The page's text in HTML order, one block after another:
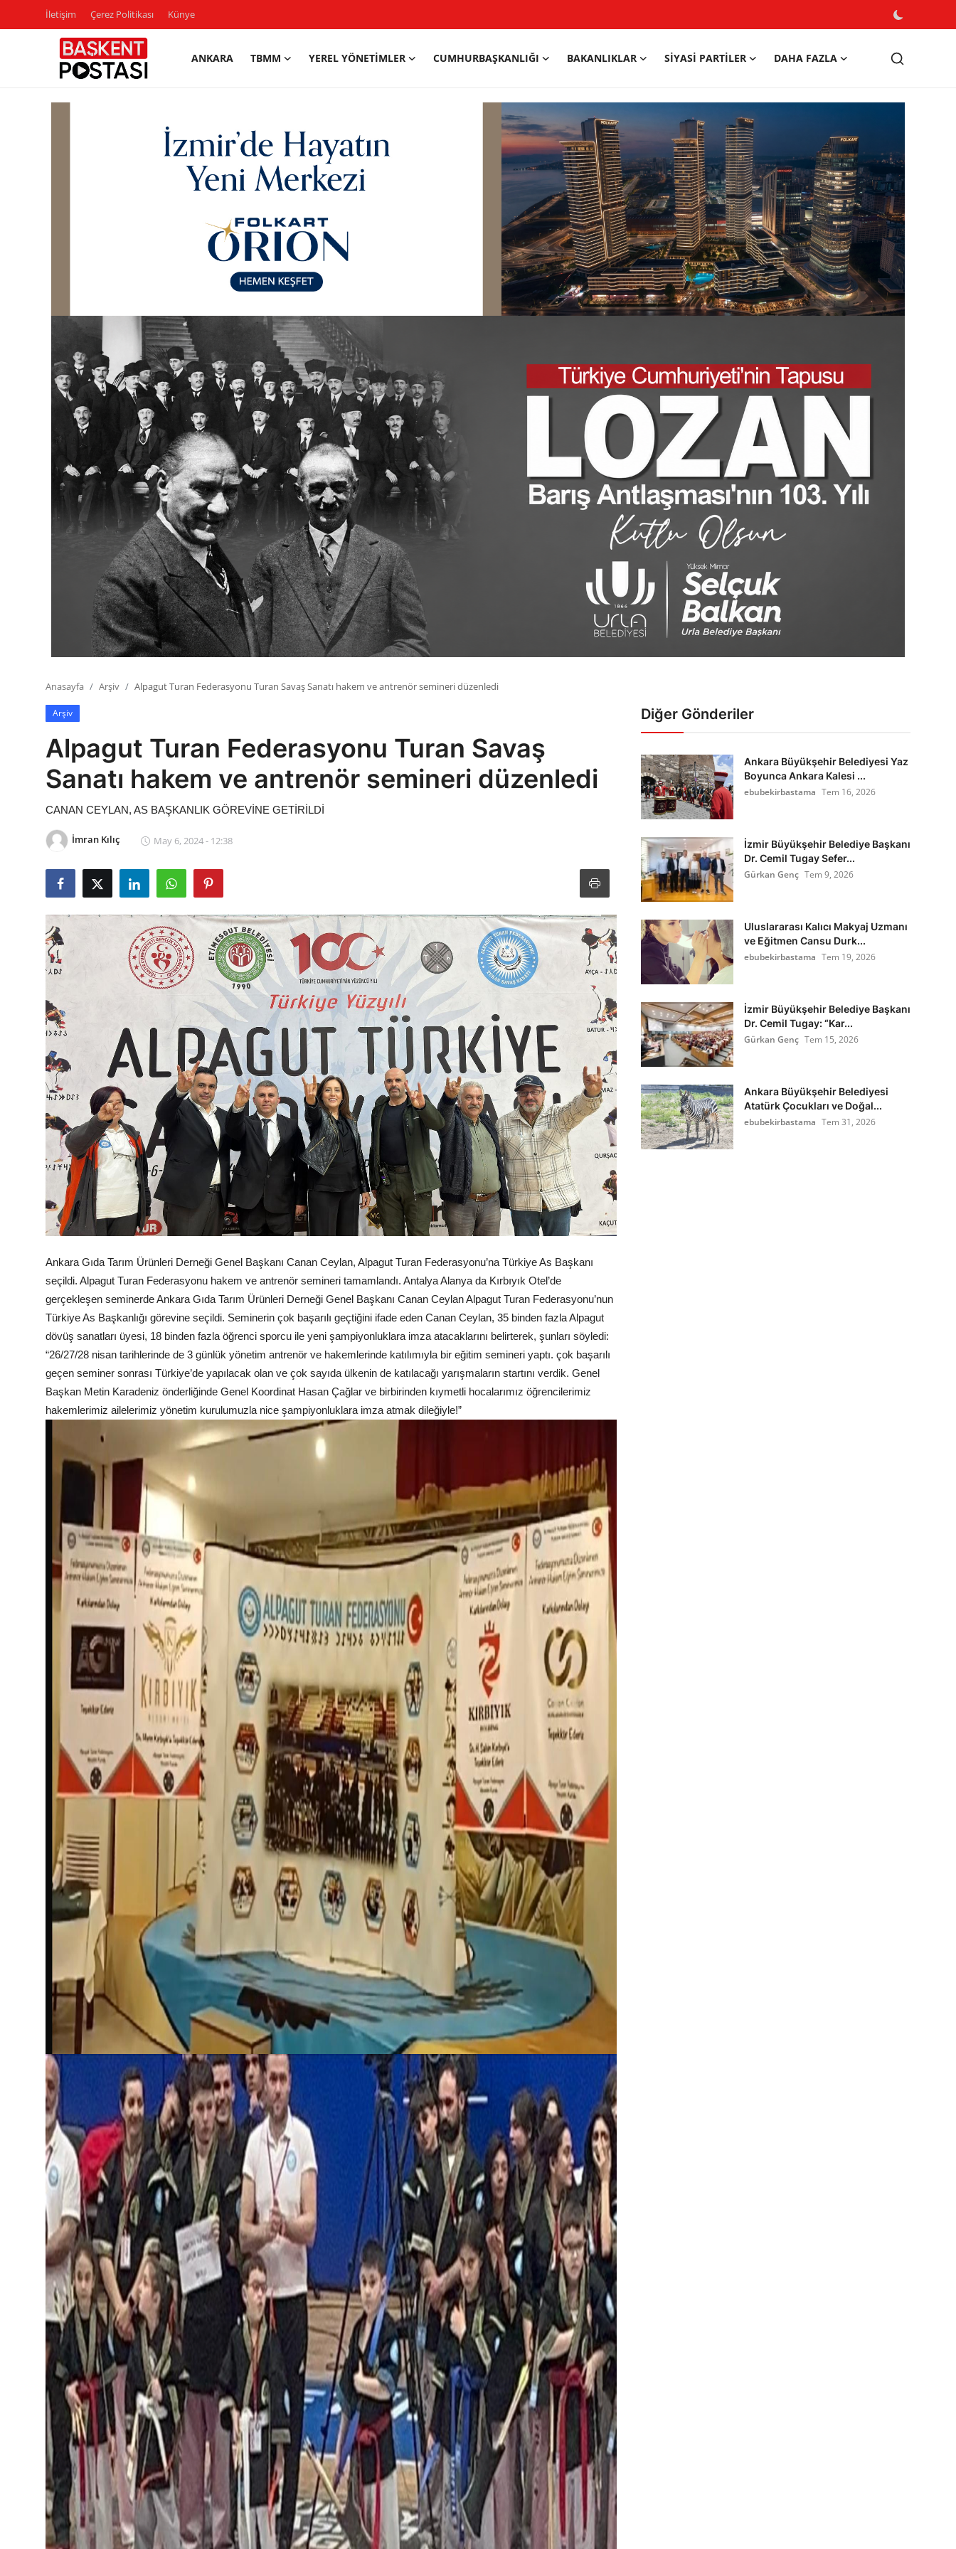
İletişim Çerez Politikası Künye
ANKARA TBMM YEREL YÖNETIMLER CUMHURBAŞKANLIĞI BAKANLIKLAR SIYASI PARTILER DAHA FAZLA
Bakanlıklar
Siyasi Partiler
Mülki İdare
Toplum ve Yaşam
Sivil Toplum Kuruluşları
Kamu Kurumları ve Üst Kurullar
Anasayfa Arşiv Alpagut Turan Federasyonu Turan Savaş Sanatı hakem ve antrenör semineri düzenledi
Arşiv
Alpagut Turan Federasyonu Turan Savaş
Sanatı hakem ve antrenör semineri düzenledi
CANAN CEYLAN, AS BAŞKANLIK GÖREVİNE GETİRİLDİ
İmran Kılıç May 6, 2024 - 12:38
Ankara Gıda Tarım Ürünleri Derneği Genel Başkanı Canan Ceylan, Alpagut Turan Federasyonu’na Türkiye As Başkanı
seçildi. Alpagut Turan Federasyonu hakem ve antrenör semineri tamamlandı. Antalya Alanya da Kırbıyık Otel’de
gerçekleşen seminerde Ankara Gıda Tarım Ürünleri Derneği Genel Başkanı Canan Ceylan Alpagut Turan Federasyonu’nun
Türkiye As Başkanlığı görevine seçildi. Seminerin çok başarılı geçtiğini ifade eden Canan Ceylan, 35 binden fazla Alpagut
dövüş sanatları üyesi, 18 binden fazla öğrenci sporcu ile yeni şampiyonluklara imza atacaklarını belirterek, şunları söyledi:
“26/27/28 nisan tarihlerinde de 3 günlük yönetim antrenör ve hakemlerinde katılımıyla bir eğitim semineri yaptı. çok başarılı
geçen seminer sonrası Türkiye’de yapılacak olan ve çok sayıda ülkenin de katılacağı yarışmaların startını verdik. Genel
Başkan Metin Karadeniz önderliğinde Genel Koordinat Hasan Çağlar ve birbirinden kıymetli hocalarımız öğrencilerimiz
hakemlerimiz ailelerimiz yönetim kurulumuzla nice şampiyonluklara imza atmak dileğiyle!”
Diğer Gönderiler
Ankara Büyükşehir Belediyesi Yaz
Boyunca Ankara Kalesi ...
ebubekirbastama Tem 16, 2026
İzmir Büyükşehir Belediye Başkanı
Dr. Cemil Tugay Sefer...
Gürkan Genç Tem 9, 2026
Uluslararası Kalıcı Makyaj Uzmanı
ve Eğitmen Cansu Durk...
ebubekirbastama Tem 19, 2026
İzmir Büyükşehir Belediye Başkanı
Dr. Cemil Tugay: “Kar...
Gürkan Genç Tem 15, 2026
Ankara Büyükşehir Belediyesi
Atatürk Çocukları ve Doğal...
ebubekirbastama Tem 31, 2026